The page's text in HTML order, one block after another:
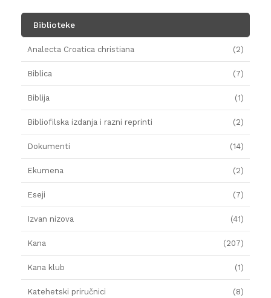
Biblioteke
Analecta Croatica christiana (2)
Biblica (7)
Biblija (1)
Bibliofilska izdanja i razni reprinti (2)
Dokumenti (14)
Ekumena (2)
Eseji (7)
Izvan nizova (41)
Kana (207)
Kana klub (1)
Katehetski priručnici (8)